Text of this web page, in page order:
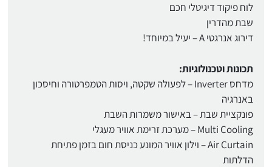
לוח פיקוד דיגיטלי חכם
שבת מהדרין
דירוג אנרגטי A – יעיל במיוחד!
תכונות וטכנולוגיות:
מדחס Inverter – לפעולה שקטה, ויסות הטמפרטורה וחיסכון
באנרגיה
פונקציית שבת – באישור משמרות השבת
Multi Cooling – מערכת זרימת אוויר מעגלי
Air Curtain – וילון אוויר המונע כניסת חום בזמן פתיחת
הדלתות